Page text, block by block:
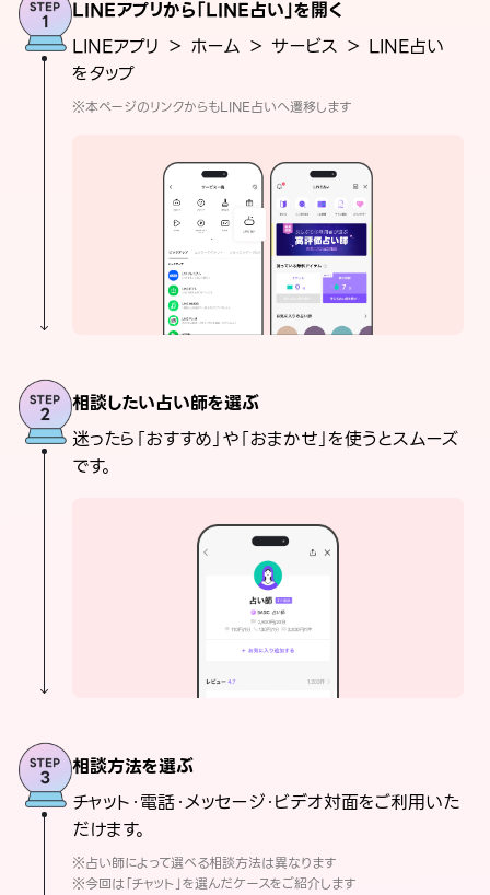
LINEアプリから「LINE占い」を開く
LINEアプリ ＞ ホーム ＞ サービス ＞ LINE占い
をタップ
※本ページのリンクからもLINE占いへ遷移します
相談したい占い師を選ぶ
迷ったら「おすすめ」や「おまかせ」を使うとスムーズ
です。
相談方法を選ぶ
チャット・電話・メッセージ・ビデオ対面をご利用いた
だけます。
※占い師によって選べる相談方法は異なります
※今回は「チャット」を選んだケースをご紹介します